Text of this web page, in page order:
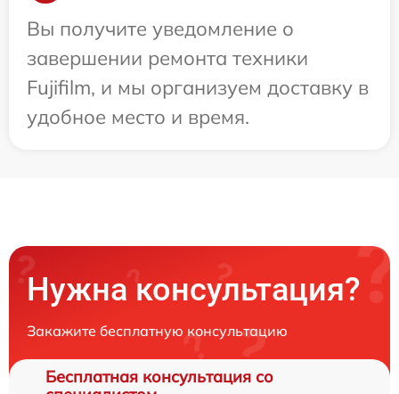
Вы получите уведомление о
завершении ремонта техники
Fujifilm, и мы организуем доставку в
удобное место и время.
Нужна консультация?
Закажите бесплатную консультацию
Бесплатная консультация со